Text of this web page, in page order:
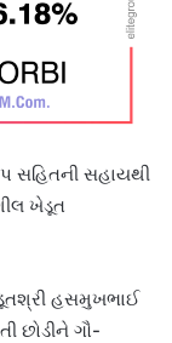
સહિતની સહાયથી
ખેડૂત
હસમુખભાઈ
છોડીને ગૌ-